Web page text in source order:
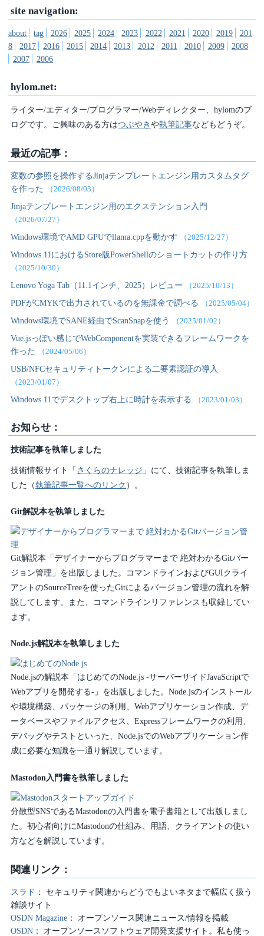
site navigation:
about tag 2026 2025 2024 2023 2022 2021 2020 2019
201
8
2017 2016 2015 2014 2013 2012 2011 2010 2009
2008
2007
2006
hylom.net:
ライター/エディター/プログラマー/Webディレクター、hylomのブ
ログです。ご興味のある方はつぶやきや執筆記事などもどうぞ。
最近の記事：
変数の参照を操作するJinjaテンプレートエンジン用カスタムタグ
を作った
（2026/08/03）
Jinjaテンプレートエンジン用のエクステンション入門
（2026/07/27）
Windows環境でAMD GPUでllama.cppを動かす （2025/12/27）
Windows 11におけるStore版PowerShellのショートカットの作り方
（2025/10/30）
Lenovo Yoga Tab（11.1インチ、2025）レビュー （2025/10/13）
PDFがCMYKで出力されているのを無課金で調べる （2025/05/04）
Windows環境でSANE経由でScanSnapを使う （2025/01/02）
Vue.jsっぽい感じでWebComponentを実装できるフレームワークを
作った
（2024/05/06）
USB/NFCセキュリティトークンによる二要素認証の導入
（2023/01/07）
Windows 11でデスクトップ右上に時計を表示する （2023/01/03）
お知らせ：
技術記事を執筆しました
技術情報サイト「さくらのナレッジ 」にて、技術記事を執筆しま
した（執筆記事一覧へのリンク ）。
Git解説本を執筆しました
Git解説本「デザイナーからプログラマーまで 絶対わかるGitバー
ジョン管理」を出版しました。コマンドラインおよびGUIクライ
アントのSourceTreeを使ったGitによるバージョン管理の流れを解
説してします。また、コマンドラインリファレンスも収録してい
ます。
Node.js解説本を執筆しました
Node.jsの解説本「はじめてのNode.js -サーバーサイドJavaScriptで
Webアプリを開発する-」を出版しました。Node.jsのインストール
や環境構築、パッケージの利用、Webアプリケーション作成、デ
ータベースやファイルアクセス、Expressフレームワークの利用、
デバッグやテストといった、Node.jsでのWebアプリケーション作
成に必要な知識を一通り解説しています。
Mastodon入門書を執筆しました
分散型SNSであるMastodonの入門書を電子書籍として出版しまし
た。初心者向けにMastodonの仕組み、用語、クライアントの使い
方などを解説しています。
関連リンク：
スラド
セキュリティ関連からどうでもよいネタまで幅広く扱う
雑談サイト
OSDN Magazine
オープンソース関連ニュース/情報を掲載
OSDN
オープンソースソフトウェア開発支援サイト。私も使っ